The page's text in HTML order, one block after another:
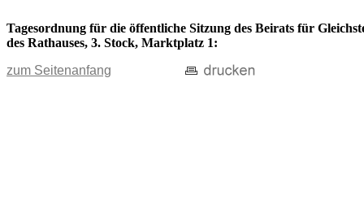
Tagesordnung für die öffentliche Sitzung des Beirats für
des Rathauses, 3. Stock, Marktplatz 1:
zum Seitenanfang